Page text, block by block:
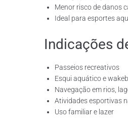
Menor risco de danos
Ideal para esportes
Indicações
Passeios recreativos
Esqui aquático e
Navegação em rios,
Atividades esportivas
Uso familiar e lazer